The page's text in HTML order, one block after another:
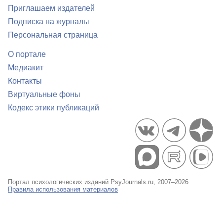
Приглашаем издателей
Подписка на журналы
Персональная страница
О портале
Медиакит
Контакты
Виртуальные фоны
Кодекс этики публикаций
Портал психологических изданий PsyJournals.ru, 2007–2026
Правила использования материалов